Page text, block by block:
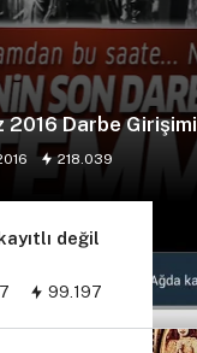
2016 Darbe Girişimi
218.039
değil
99.197